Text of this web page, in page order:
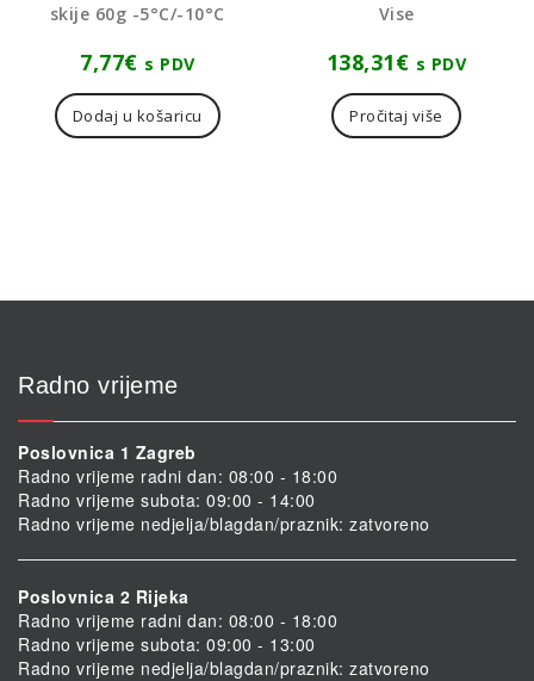
skije 60g -5°C/-10°C
7,77€ s PDV
Dodaj u košaricu
Vise
138,31€ s PDV
Pročitaj više
Radno vrijeme
Poslovnica 1 Zagreb
Radno vrijeme radni dan: 08:00 - 18:00
Radno vrijeme subota: 09:00 - 14:00
Radno vrijeme nedjelja/blagdan/praznik: zatvoreno
Poslovnica 2 Rijeka
Radno vrijeme radni dan: 08:00 - 18:00
Radno vrijeme subota: 09:00 - 13:00
Radno vrijeme nedjelja/blagdan/praznik: zatvoreno